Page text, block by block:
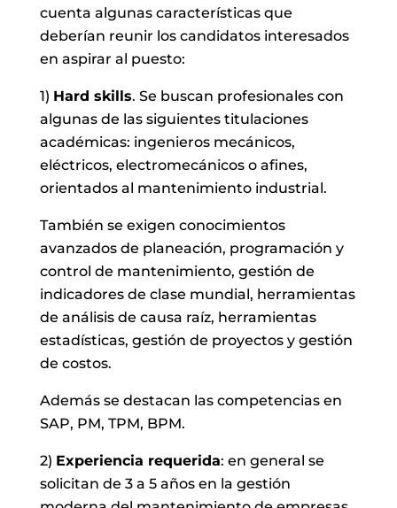
cuenta algunas características que
deberían reunir los candidatos interesados
en aspirar al puesto:
1) Hard skills. Se buscan profesionales con
algunas de las siguientes titulaciones
académicas: ingenieros mecánicos,
eléctricos, electromecánicos o afines,
orientados al mantenimiento industrial.
También se exigen conocimientos
avanzados de planeación, programación y
control de mantenimiento, gestión de
indicadores de clase mundial, herramientas
de análisis de causa raíz, herramientas
estadísticas, gestión de proyectos y gestión
de costos.
Además se destacan las competencias en
SAP, PM, TPM, BPM.
2) Experiencia requerida: en general se
solicitan de 3 a 5 años en la gestión